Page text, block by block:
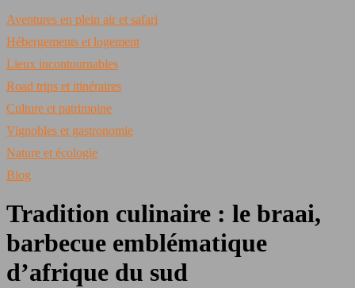
Aventures en plein air et safari
Hébergements et logement
Lieux incontournables
Road trips et itinéraires
Culture et patrimoine
Vignobles et gastronomie
Nature et écologie
Blog
Tradition culinaire : le braai,
barbecue emblématique
d’afrique du sud